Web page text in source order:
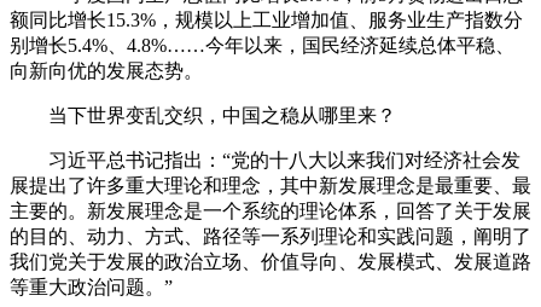
额同比增长15.3%，规模以上工业增加值、服务业生产指数分
别增长5.4%、4.8%……今年以来，国民经济延续总体平稳、
向新向优的发展态势。
当下世界变乱交织，中国之稳从哪里来？
习近平总书记指出：“党的十八大以来我们对经济社会发
展提出了许多重大理论和理念，其中新发展理念是最重要、最
主要的。新发展理念是一个系统的理论体系，回答了关于发展
的目的、动力、方式、路径等一系列理论和实践问题，阐明了
我们党关于发展的政治立场、价值导向、发展模式、发展道路
等重大政治问题。”